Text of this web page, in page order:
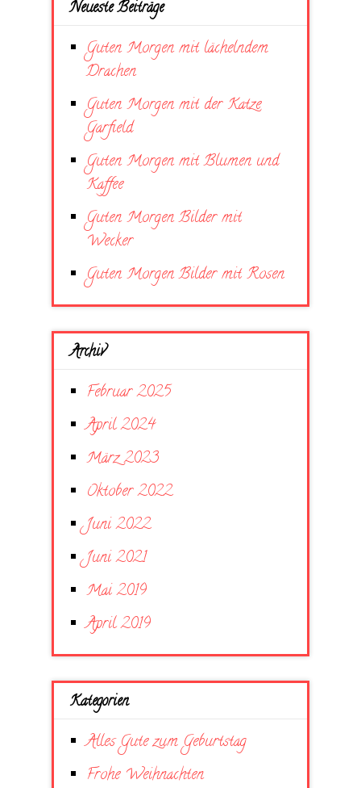
Neueste Beiträge
Guten Morgen mit lächelndem
Drachen
Guten Morgen mit der Katze
Garfield
Guten Morgen mit Blumen und
Kaffee
Guten Morgen Bilder mit
Wecker
Guten Morgen Bilder mit Rosen
Archiv
Februar 2025
April 2024
März 2023
Oktober 2022
Juni 2022
Juni 2021
Mai 2019
April 2019
Kategorien
Alles Gute zum Geburtstag
Frohe Weihnachten